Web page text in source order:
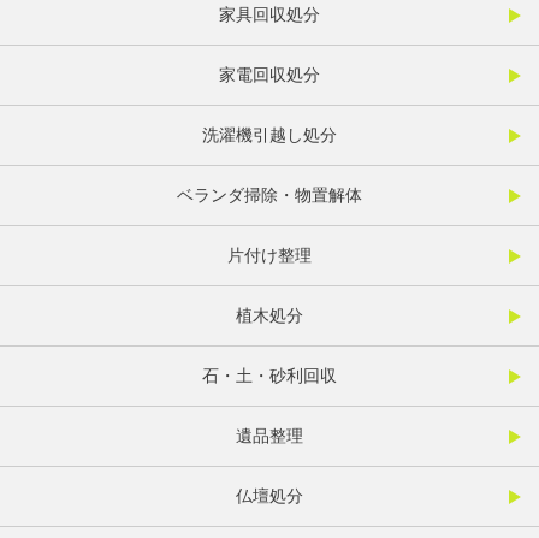
家具回収処分
家電回収処分
洗濯機引越し処分
ベランダ掃除・物置解体
片付け整理
植木処分
石・土・砂利回収
遺品整理
仏壇処分